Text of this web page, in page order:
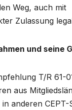
Weg, auch mit
Zulassung
und seine
T/R 61-
aus
in anderen